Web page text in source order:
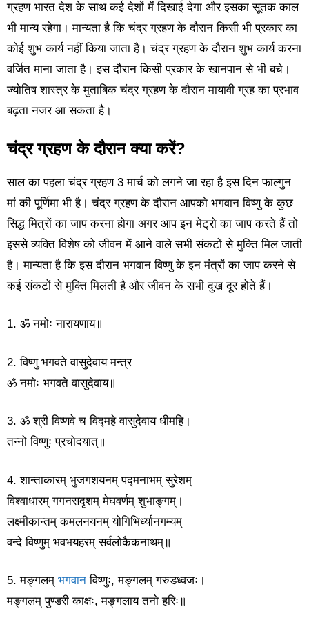
ग्रहण भारत देश के साथ कई देशों में दिखाई देगा और इसका सूतक काल
भी मान्य रहेगा। मान्यता है कि चंद्र ग्रहण के दौरान किसी भी प्रकार का
कोई शुभ कार्य नहीं किया जाता है। चंद्र ग्रहण के दौरान शुभ कार्य करना
वर्जित माना जाता है। इस दौरान किसी प्रकार के खानपान से भी बचे।
ज्योतिष शास्त्र के मुताबिक चंद्र ग्रहण के दौरान मायावी ग्रह का प्रभाव
बढ़ता नजर आ सकता है।
चंद्र ग्रहण के दौरान क्या करें?
साल का पहला चंद्र ग्रहण 3 मार्च को लगने जा रहा है इस दिन फाल्गुन
मां की पूर्णिमा भी है। चंद्र ग्रहण के दौरान आपको भगवान विष्णु के कुछ
सिद्ध मित्रों का जाप करना होगा अगर आप इन मेट्रो का जाप करते हैं तो
इससे व्यक्ति विशेष को जीवन में आने वाले सभी संकटों से मुक्ति मिल जाती
है। मान्यता है कि इस दौरान भगवान विष्णु के इन मंत्रों का जाप करने से
कई संकटों से मुक्ति मिलती है और जीवन के सभी दुख दूर होते हैं।
1. ॐ नमोः नारायणाय॥
2. विष्णु भगवते वासुदेवाय मन्त्र
ॐ नमोः भगवते वासुदेवाय॥
3. ॐ श्री विष्णवे च विद्महे वासुदेवाय धीमहि।
तन्नो विष्णुः प्रचोदयात्॥
4. शान्ताकारम् भुजगशयनम् पद्मनाभम् सुरेशम्
विश्वाधारम् गगनसदृशम् मेघवर्णम् शुभाङ्गम्।
लक्ष्मीकान्तम् कमलनयनम् योगिभिर्ध्यानगम्यम्
वन्दे विष्णुम् भवभयहरम् सर्वलोकैकनाथम्॥
5. मङ्गलम् भगवान विष्णुः, मङ्गलम् गरुडध्वजः।
मङ्गलम् पुण्डरी काक्षः, मङ्गलाय तनो हरिः॥